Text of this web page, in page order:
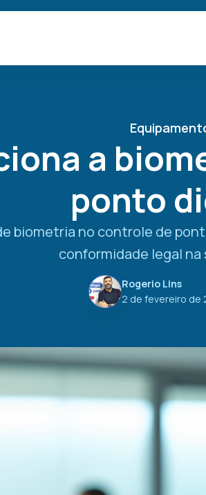
a
ponto
biometria no controle de
conformidade legal na
Rogerio Lins
2 de fevereiro de